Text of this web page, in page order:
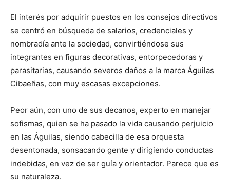
El interés por adquirir puestos en los consejos directivos
se centró en búsqueda de salarios, credenciales y
nombradía ante la sociedad, convirtiéndose sus
integrantes en figuras decorativas, entorpecedoras y
parasitarias, causando severos daños a la marca Águilas
Cibaeñas, con muy escasas excepciones.
Peor aún, con uno de sus decanos, experto en manejar
sofismas, quien se ha pasado la vida causando perjuicio
en las Águilas, siendo cabecilla de esa orquesta
desentonada, sonsacando gente y dirigiendo conductas
indebidas, en vez de ser guía y orientador. Parece que es
su naturaleza.